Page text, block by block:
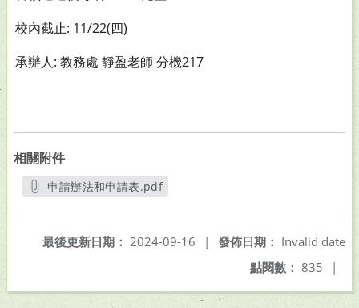
校內截止: 11/22(四)
承辦人: 教務處 靜盈老師 分機217
相關附件
申請辦法和申請表.pdf
發佈日期： Invalid date
最後更新日期： 2024-09-16
|
點閱數： 835 |